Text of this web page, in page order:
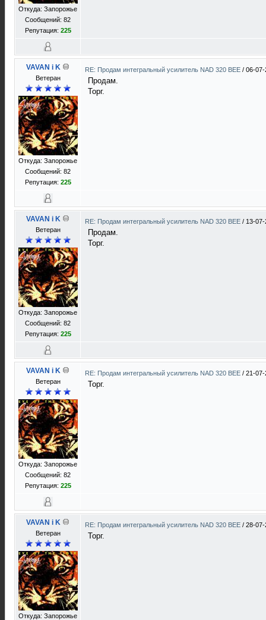
Откуда: Запорожье
Сообщений: 82
Репутация: 225
VAVAN i K
Ветеран
Откуда: Запорожье
Сообщений: 82
Репутация: 225
RE: Продам интегральный усилитель NAD 320 BEE / 06-07-
Продам.
Торг.
VAVAN i K
Ветеран
Откуда: Запорожье
Сообщений: 82
Репутация: 225
RE: Продам интегральный усилитель NAD 320 BEE / 13-
Продам.
Торг.
VAVAN i K
Ветеран
Откуда: Запорожье
Сообщений: 82
Репутация: 225
RE: Продам интегральный усилитель NAD 320 BEE / 21-07-
Торг.
VAVAN i K
Ветеран
Откуда: Запорожье
RE: Продам интегральный усилитель NAD 320 BEE / 28-07-
Торг.